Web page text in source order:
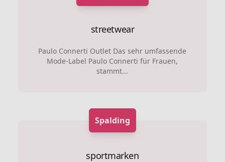
streetwear
Paulo Connerti Outlet Das sehr umfassende
Mode-Label Paulo Connerti für Frauen,
stammt...
Spalding
sportmarken